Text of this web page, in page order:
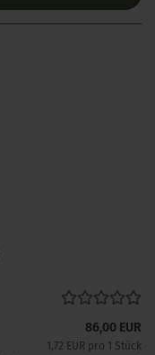
86,00 EUR
1,72 EUR pro 1 Stück